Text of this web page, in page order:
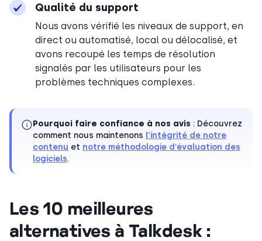
Qualité du support
Nous avons vérifié les niveaux de support, en
direct ou automatisé, local ou délocalisé, et
avons recoupé les temps de résolution
signalés par les utilisateurs pour les
problèmes techniques complexes.
Pourquoi faire confiance à nos avis : Découvrez
comment nous maintenons l’intégrité de notre
contenu et notre méthodologie d’évaluation des
logiciels.
Les 10 meilleures
alternatives à Talkdesk :